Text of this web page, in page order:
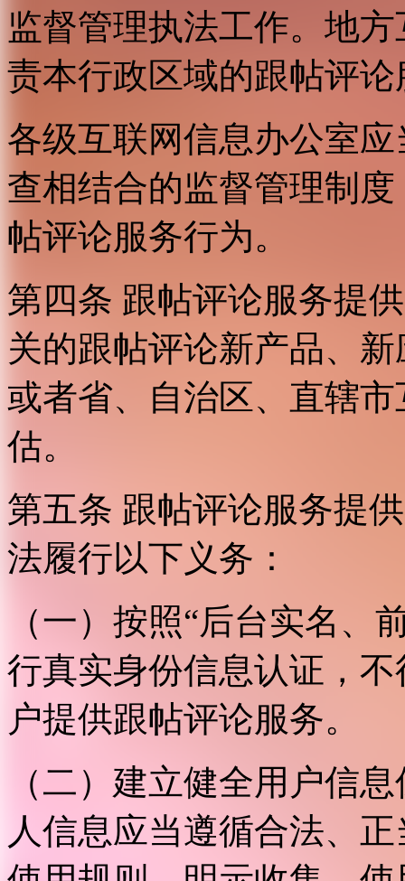
监督管理执法工作。地
责本行政区域的跟帖评
各级互联网信息办公室
查相结合的监督管理制
帖评论服务行为。
第四条 跟帖评论服务提
关的跟帖评论新产品、
或者省、自治区、直辖
估。
第五条 跟帖评论服务提
法履行以下义务：
（一）按照“后台实名、
行真实身份信息认证，
户提供跟帖评论服务。
（二）建立健全用户信
人信息应当遵循合法、